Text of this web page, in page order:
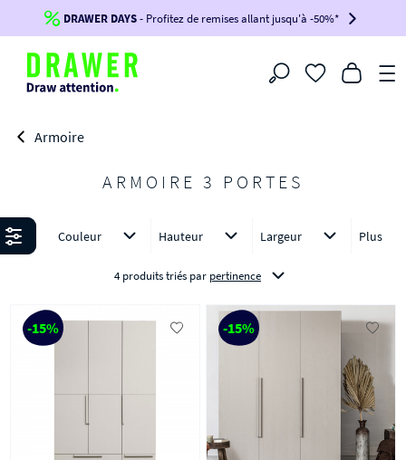
Jusqu'à-100€*sur votre commande !
BIKINI100
-voir conditions en bas de page-
DRAWER DAYS- Profitez de remises allant jusqu'à -50%*
Filtrer
Armoire
ARMOIRE 3 PORTES
Affiner Couleur Hauteur Largeur Plus
4 produits triés par pertinence
-15% -15%